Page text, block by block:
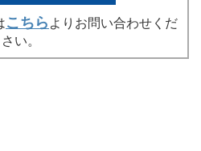
こちら よりお問い合わせくだ
さい。